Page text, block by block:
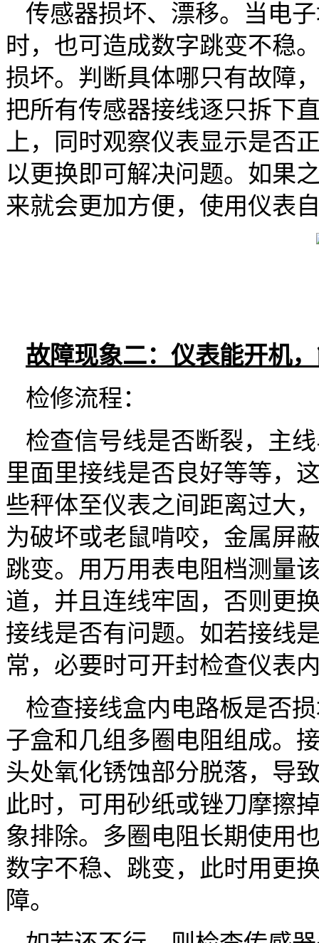
传感器损坏、漂移。当电
时，也可造成数字跳变不稳
损坏。判断具体哪只有故障
把所有传感器接线逐只拆下
上，同时观察仪表显示是否
以更换即可解决问题。如果
来就会更加方便，使用仪表
故障现象二： 仪表能开机
检修流程：
检查信号线是否断裂，主
里面里接线是否良好等等，
些秤体至仪表之间距离过大
为破坏或老鼠啃咬，金属屏
跳变。用万用表电阻档测量
道，并且连线牢固，否则更
接线是否有问题。如若接线
常，必要时可开封检查仪表
检查接线盒内电路板是否
子盒和几组多圈电阻组成。
头处氧化锈蚀部分脱落，导
此时，可用砂纸或锉刀摩擦
象排除。多圈电阻长期使用
数字不稳、跳变，此时用更
障。